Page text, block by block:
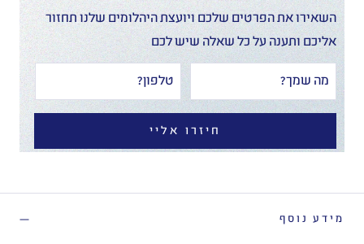
השאירו את הפרטים שלכם ויועצת היהלומים שלנו תחזור
אליכם ותענה על כל שאלה שיש לכם
חיזרו אליי
מידע נוסף